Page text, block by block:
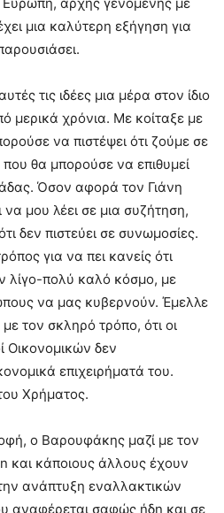
μια καλύτερη εξήγηση για
τις ιδέες μια μέρα στον ίδιο
μερικά χρόνια. Με κοίταξε με
να πιστέψει ότι ζούμε σε
θα μπορούσε να επιθυμεί
Όσον αφορά τον Γιάνη
μου λέει σε μια συζήτηση,
δεν πιστεύει σε συνωμοσίες.
για να πει κανείς ότι
λίγο-πολύ καλό κόσμο, με
να μας κυβερνούν. Έμελλε
τον σκληρό τρόπο, ότι οι
Οικονομικών δεν
επιχειρήματά του.
Χρήματος.
o Βαρουφάκης μαζί με τον
και κάποιους άλλους έχουν
ανάπτυξη εναλλακτικών
αναφέρεται σαφώς ήδη και σε